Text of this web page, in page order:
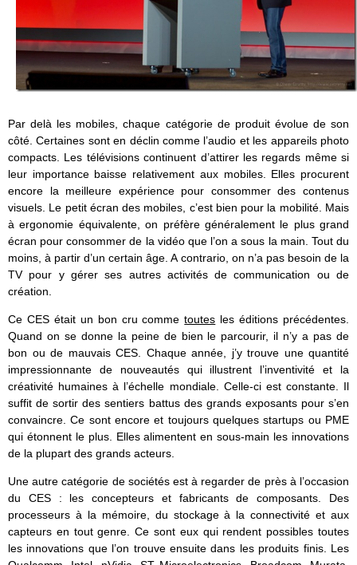
Par delà les mobiles, chaque catégorie de produit évolue de son
côté. Certaines sont en déclin comme l’audio et les appareils photo
compacts. Les télévisions continuent d’attirer les regards même si
leur importance baisse relativement aux mobiles. Elles procurent
encore la meilleure expérience pour consommer des contenus
visuels. Le petit écran des mobiles, c’est bien pour la mobilité. Mais
à ergonomie équivalente, on préfère généralement le plus grand
écran pour consommer de la vidéo que l’on a sous la main. Tout du
moins, à partir d’un certain âge. A contrario, on n’a pas besoin de la
TV pour y gérer ses autres activités de communication ou de
création.
Ce CES était un bon cru commetoutes les éditions précédentes.
Quand on se donne la peine de bien le parcourir, il n’y a pas de
bon ou de mauvais CES. Chaque année, j’y trouve une quantité
impressionnante de nouveautés qui illustrent l’inventivité et la
créativité humaines à l’échelle mondiale. Celle-ci est constante. Il
suffit de sortir des sentiers battus des grands exposants pour s’en
convaincre. Ce sont encore et toujours quelques startups ou PME
qui étonnent le plus. Elles alimentent en sous-main les innovations
de la plupart des grands acteurs.
Une autre catégorie de sociétés est à regarder de près à l’occasion
du CES : les concepteurs et fabricants de composants. Des
processeurs à la mémoire, du stockage à la connectivité et aux
capteurs en tout genre. Ce sont eux qui rendent possibles toutes
les innovations que l’on trouve ensuite dans les produits finis. Les